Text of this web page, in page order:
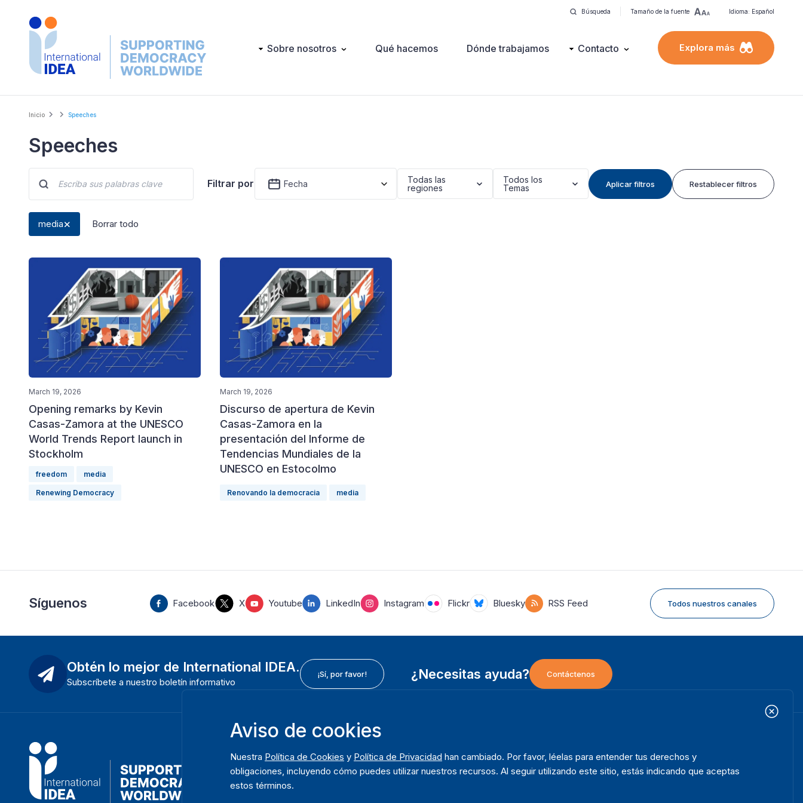
Búsqueda Tamaño de la fuente Idioma: Español
Main Sobre nosotros Qué hacemos Dónde trabajamos Contacto Explora más
Breadcrumb
Inicio Speeches
Speeches
Filtrar por Fecha
Todas las
regiones
Todos los
Temas
Aplicar filtros Restablecer filtros
media Borrar todo
March 19, 2026
Opening remarks by Kevin
Casas-Zamora at the UNESCO
World Trends Report launch in
Stockholm
freedom media
Renewing Democracy
March 19, 2026
Discurso de apertura de Kevin
Casas-Zamora en la
presentación del Informe de
Tendencias Mundiales de la
UNESCO en Estocolmo
Renovando la democracia media
Síguenos Facebook X Youtube LinkedIn Instagram Flickr Bluesky RSS Feed Todos nuestros canales
Obtén lo mejor de International IDEA.
Subscríbete a nuestro boletín informativo
¡Sí, por favor! ¿Necesitas ayuda? Contáctenos
Electoral (IDEA Internacional)
Dirección:
Strömsborgsbron 1
menu
Sobre nosotros
Iniciativas
Aviso de cookies
Nuestra Política de Cookies y Política de Privacidad han cambiado. Por favor, léelas para entender tus derechos y
obligaciones, incluyendo cómo puedes utilizar nuestros recursos. Al seguir utilizando este sitio, estás indicando que aceptas
estos términos.